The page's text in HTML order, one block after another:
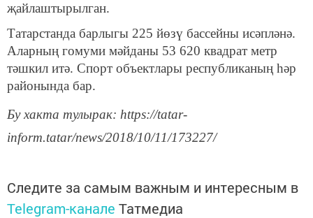
җайлаштырылган.
Татарстанда барлыгы 225 йөзү бассейны исәпләнә.
Аларның гомуми мәйданы 53 620 квадрат метр
тәшкил итә. Спорт объектлары республиканың һәр
районында бар.
Бу хакта тулырак: https://tatar-
inform.tatar/news/2018/10/11/173227/
Следите за самым важным и интересным в
Telegram-канале Татмедиа